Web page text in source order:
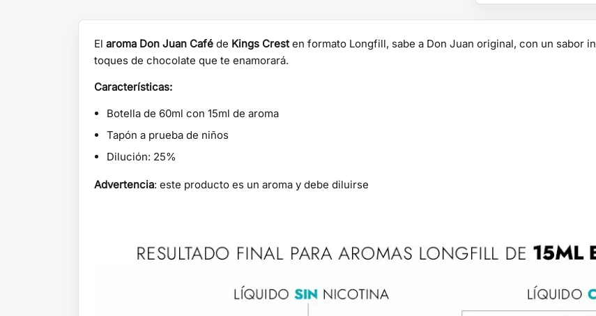
El aroma Don Juan Café de Kings Cresten formato Longfill, sabe a Don Juan original, con un sabor
toques de chocolate que te enamorará.
Características:
Botella de 60ml con 15ml de aroma
Tapón a prueba de niños
Dilución: 25%
Advertencia: este producto es un aroma y debe diluirse